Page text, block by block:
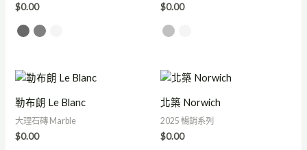
$0.00 $0.00
勒布朗 Le Blanc
大理石磚 Marble
$0.00
北築 Norwich
2025 暢銷系列
$0.00